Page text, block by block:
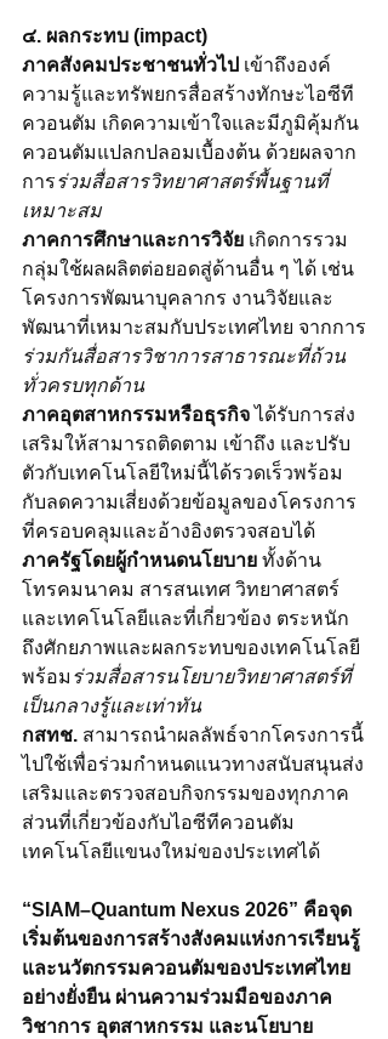
๔. ผลกระทบ (impact)
ภาคสังคมประชาชนทั่วไป เข้าถึงองค์
ความรู้และทรัพยกรสื่อสร้างทักษะไอซีที
ควอนตัม เกิดความเข้าใจและมีภูมิคุ้มกัน
ควอนตัมแปลกปลอมเบื้องต้น ด้วยผลจาก
การร่วมสื่อสารวิทยาศาสตร์พื้นฐานที่
เหมาะสม
ภาคการศึกษาและการวิจัย เกิดการรวม
กลุ่มใช้ผลผลิตต่อยอดสู่ด้านอื่น ๆ ได้ เช่น
โครงการพัฒนาบุคลากร งานวิจัยและ
พัฒนาที่เหมาะสมกับประเทศไทย จากการ
ร่วมกันสื่อสารวิชาการสาธารณะที่ถ้วน
ทั่วครบทุกด้าน
ภาคอุตสาหกรรมหรือธุรกิจ ได้รับการส่ง
เสริมให้สามารถติดตาม เข้าถึง และปรับ
ตัวกับเทคโนโลยีใหม่นี้ได้รวดเร็วพร้อม
กับลดความเสี่ยงด้วยข้อมูลของโครงการ
ที่ครอบคลุมและอ้างอิงตรวจสอบได้
ภาครัฐโดยผู้กำหนดนโยบาย ทั้งด้าน
โทรคมนาคม สารสนเทศ วิทยาศาสตร์
และเทคโนโลยีและที่เกี่ยวข้อง ตระหนัก
ถึงศักยภาพและผลกระทบของเทคโนโลยี
พร้อม ร่วมสื่อสารนโยบายวิทยาศาสตร์ที่
เป็นกลางรู้และเท่าทัน
กสทช. สามารถนำผลลัพธ์จากโครงการนี้
ไปใช้เพื่อร่วมกำหนดแนวทางสนับสนุนส่ง
เสริมและตรวจสอบกิจกรรมของทุกภาค
ส่วนที่เกี่ยวข้องกับไอซีทีควอนตัม
เทคโนโลยีแขนงใหม่ของประเทศได้
“SIAM–Quantum Nexus 2026” คือจุด
เริ่มต้นของการสร้างสังคมแห่งการเรียนรู้
และนวัตกรรมควอนตัมของประเทศไทย
อย่างยั่งยืน ผ่านความร่วมมือของภาค
วิชาการ อุตสาหกรรม และนโยบาย